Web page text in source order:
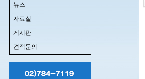
뉴스
자료실
게시판
견적문의